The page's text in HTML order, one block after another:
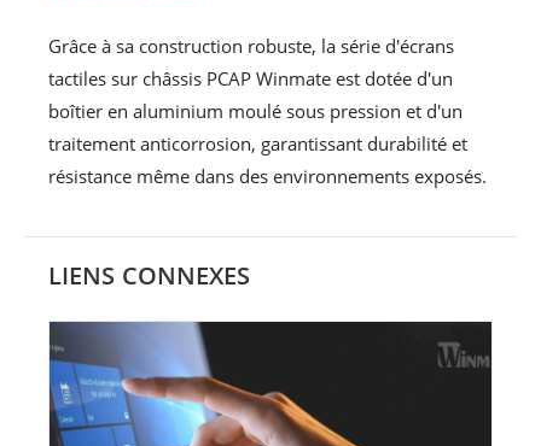
Grâce à sa construction robuste, la série d'écrans
tactiles sur châssis PCAP Winmate est dotée d'un
boîtier en aluminium moulé sous pression et d'un
traitement anticorrosion, garantissant durabilité et
résistance même dans des environnements exposés.
LIENS CONNEXES